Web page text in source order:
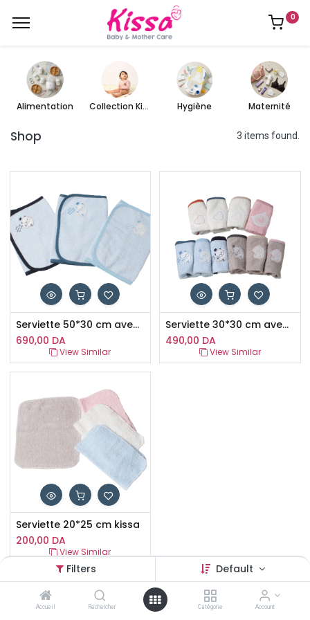
Filters Default
Accueil Rechercher Catégorie Account
0
Alimentation Collection Kissa Hygiène Maternité
Shop 3 items found.
Serviette 50*30 cm avec broderie KISSA
690,00 DA
View Similar
Serviette 30*30 cm avec broderie KISSA
490,00 DA
View Similar
Serviette 20*25 cm kissa
200,00 DA
View Similar